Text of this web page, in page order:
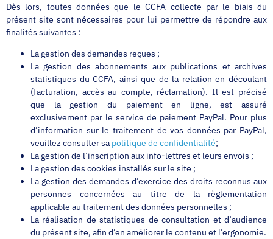
Dès lors, toutes données que le CCFA collecte par le biais du
présent site sont nécessaires pour lui permettre de répondre aux
finalités suivantes :
La gestion des demandes reçues ;
La gestion des abonnements aux publications et archives
statistiques du CCFA, ainsi que de la relation en découlant
(facturation, accès au compte, réclamation). Il est précisé
que la gestion du paiement en ligne, est assuré
exclusivement par le service de paiement PayPal. Pour plus
d’information sur le traitement de vos données par PayPal,
veuillez consulter sa politique de confidentialité;
La gestion de l’inscription aux info-lettres et leurs envois ;
La gestion des cookies installés sur le site ;
La gestion des demandes d’exercice des droits reconnus aux
personnes concernées au titre de la règlementation
applicable au traitement des données personnelles ;
La réalisation de statistiques de consultation et d’audience
du présent site, afin d’en améliorer le contenu et l’ergonomie.